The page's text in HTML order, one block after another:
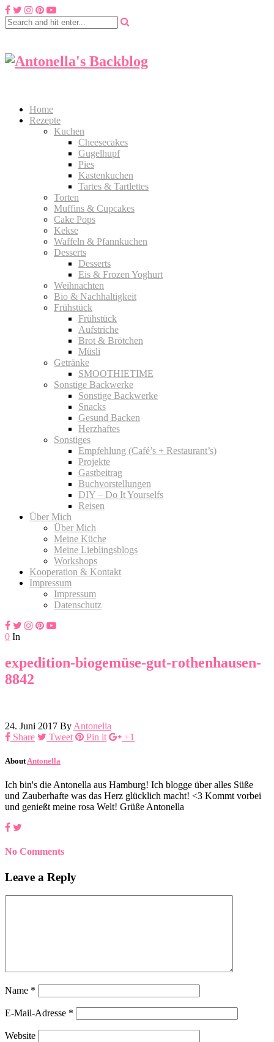
Home
Rezepte
Kuchen
Cheesecakes
Gugelhupf
Pies
Kastenkuchen
Tartes & Tartlettes
Torten
Muffins & Cupcakes
Cake Pops
Kekse
Waffeln & Pfannkuchen
Desserts
Desserts
Eis & Frozen Yoghurt
Weihnachten
Bio & Nachhaltigkeit
Frühstück
Frühstück
Aufstriche
Brot & Brötchen
Müsli
Getränke
SMOOTHIETIME
Sonstige Backwerke
Sonstige Backwerke
Snacks
Gesund Backen
Herzhaftes
Sonstiges
Empfehlung (Café’s + Restaurant’s)
Projekte
Gastbeitrag
Buchvorstellungen
DIY – Do It Yourselfs
Reisen
Über Mich
Über Mich
Meine Küche
Meine Lieblingsblogs
Workshops
Kooperation & Kontakt
Impressum
Impressum
Datenschutz
0 In
expedition-biogemüse-gut-rothenhausen-
8842
24. Juni 2017 By Antonella
Share
Tweet Pin it +1
About Antonella
Ich bin's die Antonella aus Hamburg! Ich blogge über alles Süße
und Zauberhafte was das Herz glücklich macht! <3 Kommt vorbei
und genießt meine rosa Welt! Grüße Antonella
No Comments
Leave a Reply
Name *
E-Mail-Adresse *
Website